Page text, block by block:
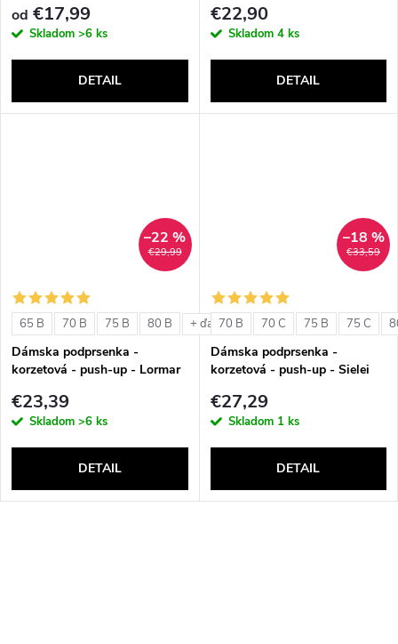
od €17,99
Skladom >6 ks
DETAIL
€22,90
Skladom 4 ks
DETAIL
€29,99
–22 %
65 B 70 B 75 B 80 B + ďalšie
Dámska podprsenka -
korzetová - push-up - Lormar
€23,39
Skladom >6 ks
DETAIL
€33,59
–18 %
70 B 70 C 75 B 75 C
Dámska podprsenka -
korzetová - push-up - Sielei
€27,29
Skladom 1 ks
DETAIL